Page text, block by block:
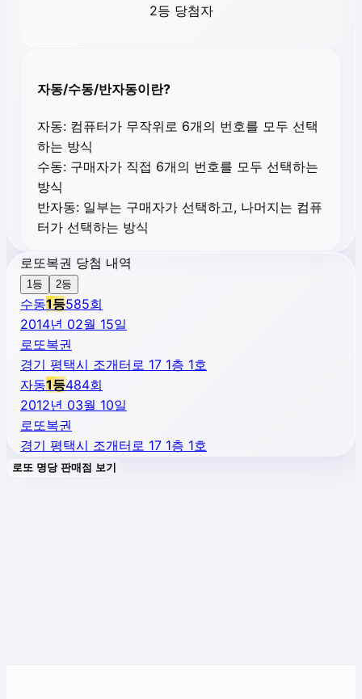
2등 당첨자
자동/수동/반자동이란?
자동: 컴퓨터가 무작위로 6개의 번호를 모두 선택
하는 방식
수동: 구매자가 직접 6개의 번호를 모두 선택하는
방식
반자동: 일부는 구매자가 선택하고, 나머지는 컴퓨
터가 선택하는 방식
로또복권 당첨 내역
1등 2등
수동1등585회
2014년 02월 15일
로또복권
경기 평택시 조개터로 17 1층 1호
자동1등484회
2012년 03월 10일
로또복권
경기 평택시 조개터로 17 1층 1호
로또 명당 판매점 보기